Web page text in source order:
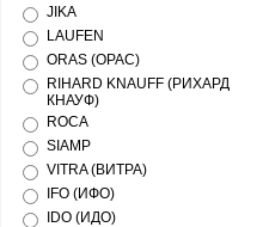
JIKA
LAUFEN
ORAS (ОРАС)
RIHARD KNAUFF (РИХАРД
КНАУФ)
ROCA
SIAMP
VITRA (ВИТРА)
IFO (ИФО)
IDO (ИДО)